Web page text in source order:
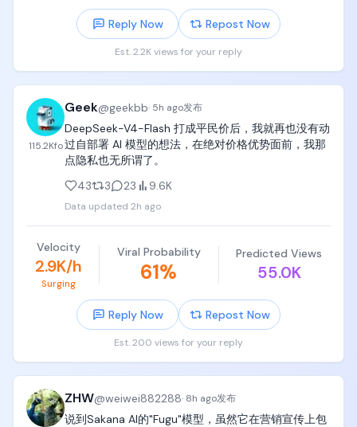
Reply Now Repost Now
Est. 2.2K views for your reply
115.2Kfo
Geek@geekbb· 5h ago发布
DeepSeek-V4-Flash 打成平民价后，我就再也没有动
过自部署 AI 模型的想法，在绝对价格优势面前，我那
点隐私也无所谓了。
43
3 23 9.6K
Data updated 2h ago
Velocity
2.9K/h
Surging
Viral Probability
61%
Predicted Views
55.0K
Reply Now Repost Now
Est. 200 views for your reply
ZHW@weiwei882288· 8h ago发布
说到Sakana AI的"Fugu"模型，虽然它在营销宣传上包